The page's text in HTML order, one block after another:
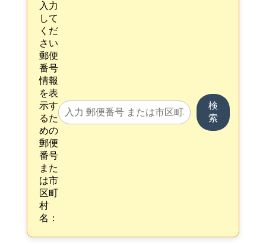
入力
して
くだ
さい
郵便
番号
情報
を表
示す
るた
めの
郵便
番号
また
は市
区町
村
名：
検
索